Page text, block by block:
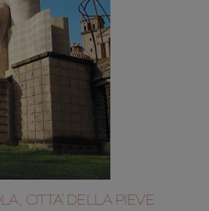
CITTA’ DELLA PIEVE